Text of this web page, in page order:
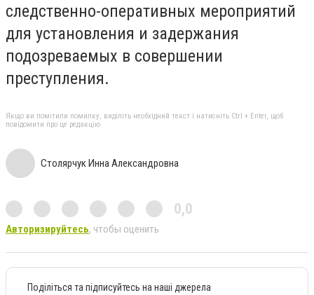
следственно-оперативных мероприятий
для установления и задержания
подозреваемых в совершении
преступления.
Якщо ви помітили помилку, виділіть необхідний текст і натисніть Ctrl + Enter, щоб
повідомити про це редакцію
Столярчук Инна Александровна
0,0
Авторизируйтесь, чтобы оценить
Поділіться та підписуйтесь на наші джерела